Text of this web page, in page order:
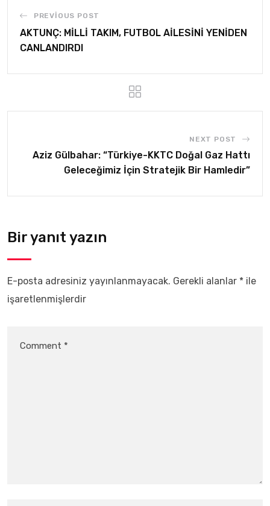
PREVIOUS POST
AKTUNÇ: MİLLİ TAKIM, FUTBOL AİLESİNİ YENİDEN
CANLANDIRDI
NEXT POST
Aziz Gülbahar: “Türkiye-KKTC Doğal Gaz Hattı
Geleceğimiz İçin Stratejik Bir Hamledir”
Bir yanıt yazın
E-posta adresiniz yayınlanmayacak. Gerekli alanlar * ile
işaretlenmişlerdir